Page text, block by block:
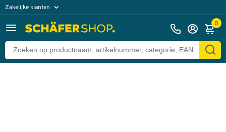
Zakelijke klanten
Particuliere klanten 0
Terug